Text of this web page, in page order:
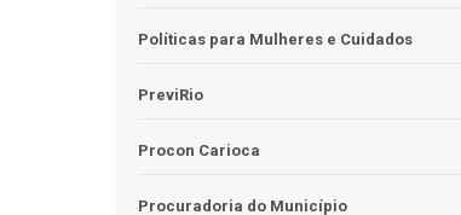
Políticas para Mulheres e Cuidados
PreviRio
Procon Carioca
Procuradoria do Município